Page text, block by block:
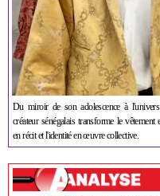
Du miroir de son adolescence à
créateur sénégalais transforme le vêtement
en récit et l'identité en œuvre collective.